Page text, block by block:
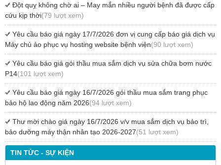
TIN TỨC - SỰ KIỆN
Đột quỵ không chờ ai – May mắn nhiều người bệnh đã được cấp
cứu kịp thời(79 lượt xem)
Yêu cầu báo giá ngày 17/7/2026 đơn vị cung cấp báo giá dịch vụ
Máy chủ ảo phục vụ hosting website bệnh viện(90 lượt xem)
Yêu cầu báo giá gói thầu mua sắm dịch vụ sửa chữa bơm nước
P14(101 lượt xem)
Yêu cầu báo giá ngày 16/7/2026 gói thầu mua sắm trang phục
bảo hộ lao động năm 2026(94 lượt xem)
Thư mời chào giá ngày 16/7/2026 v/v mua sắm dịch vụ bảo trì,
bảo dưỡng máy thận nhân tạo 2026-2027(51 lượt xem)